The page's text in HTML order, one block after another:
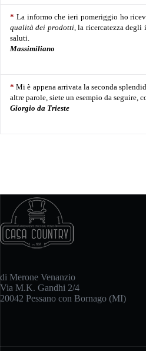
* La informo che ieri pomeriggio ho
qualità dei prodotti, la ricercatezza degli
saluti.
Massimiliano
*Mi è appena arrivata la seconda
altre parole, siete un esempio da seguire,
Giorgio da Trieste
di Merone Venanzio
Via M.K. Gandhi 2/4
20042 Pessano con Bornago (MI)